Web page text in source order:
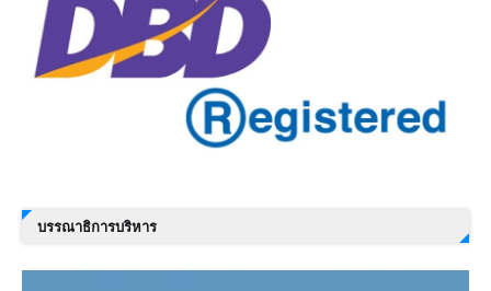
บรรณาธิการบริหาร